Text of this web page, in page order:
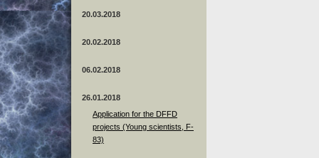
20.03.2018
20.02.2018
06.02.2018
26.01.2018
Application for the DFFD
projects (Young scientists, F-
83)